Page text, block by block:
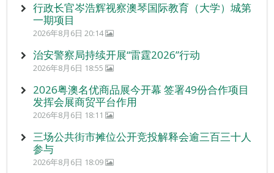
行政长官岑浩辉视察澳琴国际教育（大学）城第
一期项目
2026年8月6日 20:14
治安警察局持续开展“雷霆2026”行动
2026年8月6日 18:55
2026粤澳名优商品展今开幕 签署49份合作项目
发挥会展商贸平台作用
2026年8月6日 18:11
三场公共街市摊位公开竞投解释会逾三百三十人
参与
2026年8月6日 18:09